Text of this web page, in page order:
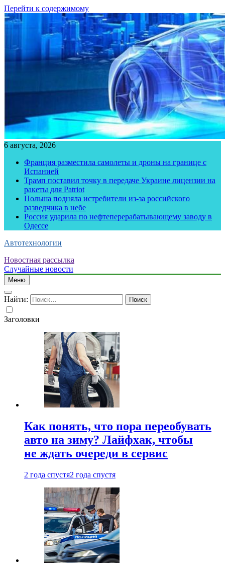
Перейти к содержимому
6 августа, 2026
Франция разместила самолеты и дроны на границе с
Испанией
Трамп поставил точку в передаче Украине лицензии на
ракеты для Patriot
Польша подняла истребители из-за российского
разведчика в небе
Россия ударила по нефтеперерабатывающему заводу в
Одессе
Автотехнологии
Новостная рассылка
Случайные новости
Меню
Найти:
Заголовки
Как понять, что пора переобувать
авто на зиму? Лайфхак, чтобы
не ждать очереди в сервис
2 года спустя2 года спустя